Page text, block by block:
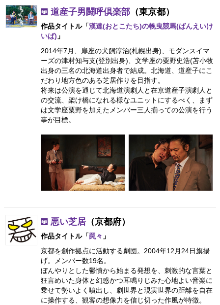
道産子男闘呼倶楽部 （東京都）
作品タイトル「漢達(おとこたち)の輓曳競馬(ばんえいけ
いば) 」
2014年7月、扉座の犬飼淳治(札幌出身)、モダンスイマ
ーズの津村知与支(登別出身)、文学座の粟野史浩(苫小牧
出身の三名の北海道出身者で結成。北海道、道産子にこ
だわり地方色のある芝居作りを目指す。
将来は公演を通じて北海道演劇人と在京道産子演劇人と
の交流、架け橋になれる様なユニットにするべく、まず
は文学座粟野を加えたメンバー三人揃っての公演を行う
事が目標。
悪い芝居 （京都府）
作品タイトル「罠々 」
京都を創作拠点に活動する劇団。2004年12月24日旗揚
げ。メンバー数19名。
ぼんやりとした鬱憤から始まる発想を、刺激的な言葉と
狂言めいた身体と幻惑かつ耳鳴りじみた心地よい音楽に
乗せて勢いよく噴出し、劇世界と現実世界の距離を自在
に操作する、観客の想像力を信じ切った作風が特徴。